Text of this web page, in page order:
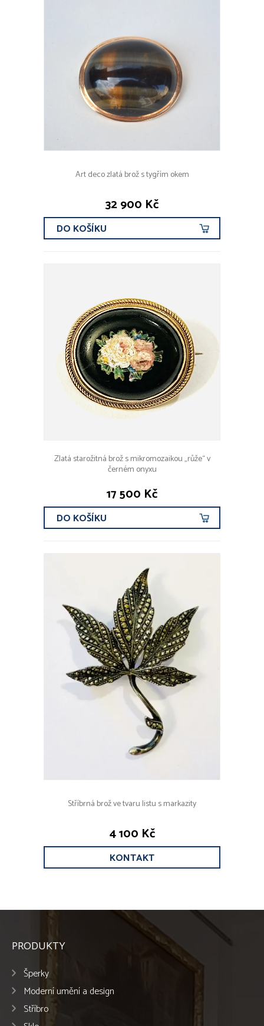
Art deco zlatá brož s tygřím okem
32 900 Kč
DO KOŠÍKU
Zlatá starožitná brož s mikromozaikou „růže“ v
černém onyxu
17 500 Kč
DO KOŠÍKU
Stříbrná brož ve tvaru listu s markazity
4 100 Kč
KONTAKT
PRODUKTY
Šperky
Moderní umění a design
Stříbro